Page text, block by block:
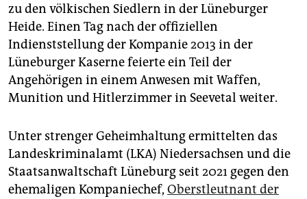
zu den völkischen Siedlern in der Lüneburger
Heide. Einen Tag nach der offiziellen
Indienststellung der Kompanie 2013 in der
Lüneburger Kaserne feierte ein Teil der
Angehörigen in einem Anwesen mit Waffen,
Munition und Hitlerzimmer in Seevetal weiter.
Unter strenger Geheimhaltung ermittelten das
Landeskriminalamt (LKA) Niedersachsen und die
Staatsanwaltschaft Lüneburg seit 2021 gegen den
ehemaligen Kompaniechef, Oberstleutnant der